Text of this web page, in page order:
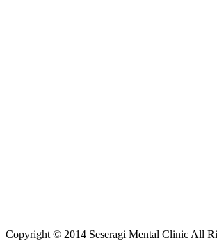
Copyright © 2014 Seseragi Mental Clinic All